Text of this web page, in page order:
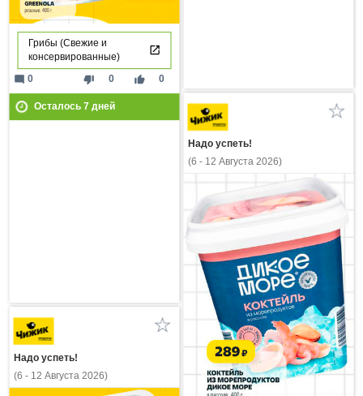
Грибы (Свежие и
консервированные)
thumb_down 0 thumb_up 0
mode_comment 0
Осталось 7дней
Надо успеть!
(6 - 12 Августа 2026)
Надо успеть!
(6 - 12 Августа 2026)